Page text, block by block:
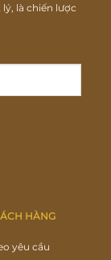
là chiến lược
HÀNG
yêu cầu